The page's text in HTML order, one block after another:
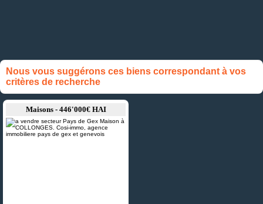
Nous vous suggérons ces biens correspondant à vos
critères de recherche
Maisons - 446'000€ HAI